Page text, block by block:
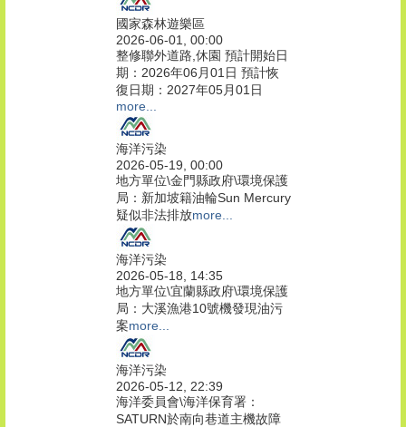
國家森林遊樂區
2026-06-01, 00:00
整修聯外道路,休園 預計開始日
期：2026年06月01日 預計恢
復日期：2027年05月01日
more...
海洋污染
2026-05-19, 00:00
地方單位\金門縣政府\環境保護
局：新加坡籍油輪Sun Mercury
疑似非法排放more...
海洋污染
2026-05-18, 14:35
地方單位\宜蘭縣政府\環境保護
局：大溪漁港10號機發現油污
案more...
海洋污染
2026-05-12, 22:39
海洋委員會\海洋保育署：
SATURN於南向巷道主機故障